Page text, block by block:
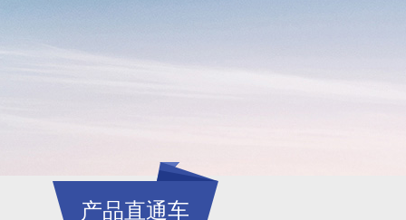
产品直通车